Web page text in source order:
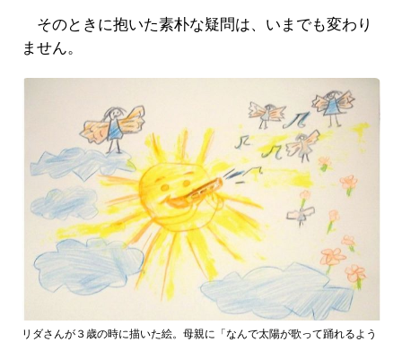
そのときに抱いた素朴な疑問は、いまでも変わり
ません。
リダさんが３歳の時に描いた絵。母親に「なんで太陽が歌って踊れるよう